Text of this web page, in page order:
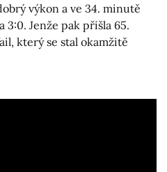
výkon a ve 34. minutě
3:0. Jenže pak přišla 65.
který se stal okamžitě